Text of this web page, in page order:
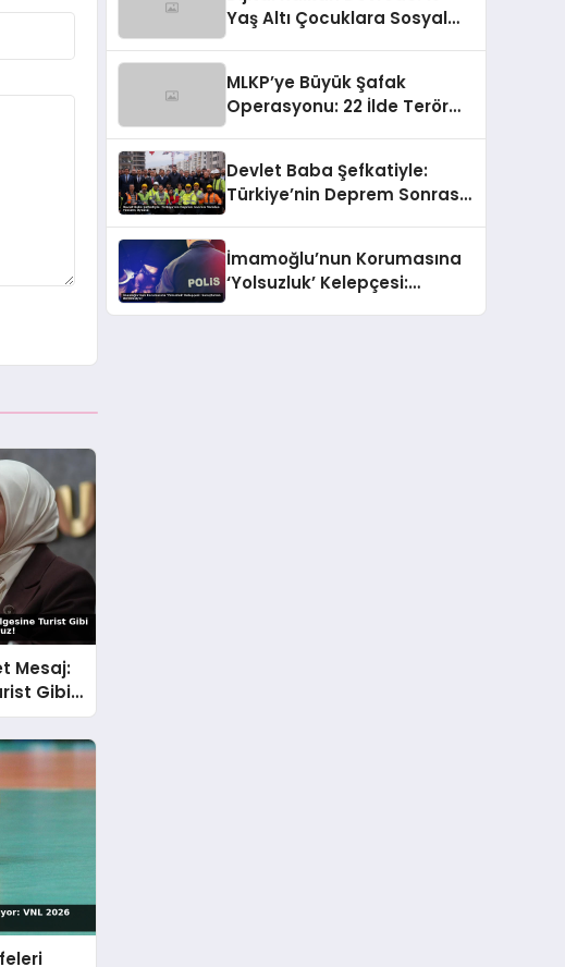
Mesaj:
Gibi
Yaş Altı Çocuklara Sosyal
MLKP’ye Büyük Şafak
Operasyonu: 22 İlde Terör
Devlet Baba Şefkatiyle:
Türkiye’nin Deprem Sonrası
İmamoğlu’nun Korumasına
‘Yolsuzluk’ Kelepçesi: